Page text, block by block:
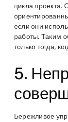
цикла проекта.
если они
работы. Таким
только тогда,
5.
Бережливое